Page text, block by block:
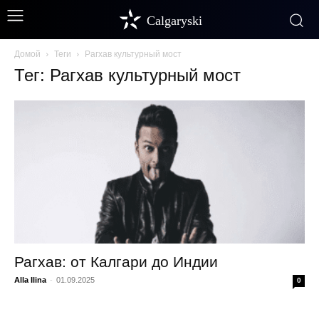
Calgaryski
Домой Теги Рагхав культурный мост
Тег: Рагхав культурный мост
Рагхав: от Калгари до Индии
Alla Ilina - 01.09.2025 0